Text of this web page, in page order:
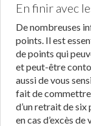
En finir avec
De nombreuses
points. Il est
de points qui
et peut-être
aussi de vous
fait de
d’un retrait de
en cas d’excès